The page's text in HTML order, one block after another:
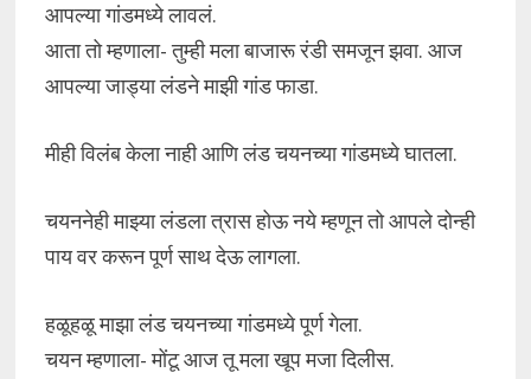
आपल्या गांडमध्ये लावलं.
आता तो म्हणाला- तुम्ही मला बाजारू रंडी समजून झवा. आज
आपल्या जाड्या लंडने माझी गांड फाडा.
मीही विलंब केला नाही आणि लंड चयनच्या गांडमध्ये घातला.
चयननेही माझ्या लंडला त्रास होऊ नये म्हणून तो आपले दोन्ही
पाय वर करून पूर्ण साथ देऊ लागला.
हळूहळू माझा लंड चयनच्या गांडमध्ये पूर्ण गेला.
चयन म्हणाला- मोंटू आज तू मला खूप मजा दिलीस.